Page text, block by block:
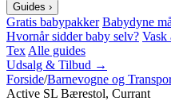
Guides ›
Gratis babypakker Babydyne
Hvornår sidder baby selv? Vask
Tex Alle guides
Udsalg & Tilbud →
Forside/Barnevogne og
Active SL Bærestol, Currant